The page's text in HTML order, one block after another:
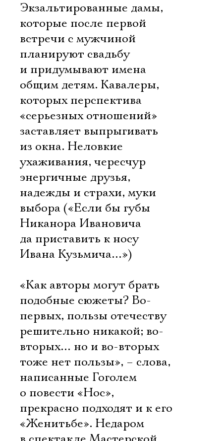
Экзальтированные дамы,
которые после первой
встречи с мужчиной
планируют свадьбу
и придумывают имена
общим детям. Кавалеры,
которых перспектива
«серьезных отношений»
заставляет выпрыгивать
из окна. Неловкие
ухаживания, чересчур
энергичные друзья,
надежды и страхи, муки
выбора («Если бы губы
Никанора Ивановича
да приставить к носу
Ивана Кузьмича…»)
«Как авторы могут брать
подобные сюжеты? Во-
первых, пользы отечеству
решительно никакой; во-
вторых… но и во-вторых
тоже нет пользы», – слова,
написанные Гоголем
о повести «Нос»,
прекрасно подходят и к его
«Женитьбе». Недаром